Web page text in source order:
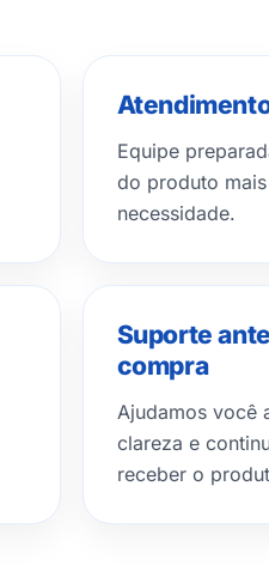
Equipe
do produto
necessidade.
Suporte
compra
Ajudamos você
clareza e
receber o